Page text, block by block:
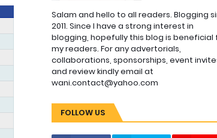
Salam and hello to all readers. Blogging
2011. Since I have a strong interest in
blogging, hopefully this blog is beneficial
my readers. For any advertorials,
collaborations, sponsorships, event
and review kindly email at
wani.contact@yahoo.com
FOLLOW US